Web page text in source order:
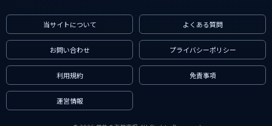
当サイトについて よくある質問
お問い合わせ プライバシーポリシー
利用規約 免責事項
運営情報